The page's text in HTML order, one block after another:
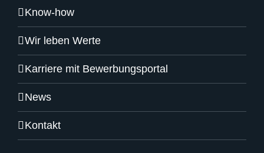
Know-how
Wir leben Werte
Karriere mit Bewerbungsportal
News
Kontakt